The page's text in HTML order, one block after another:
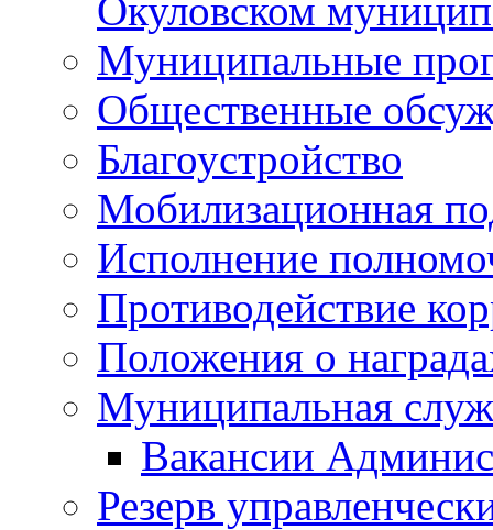
Окуловском
Муниципальные
Общественные
Благоустройство
Мобилизационная
Исполнение
Противодействие
Положения о
Муниципальная
Вакансии
Резерв